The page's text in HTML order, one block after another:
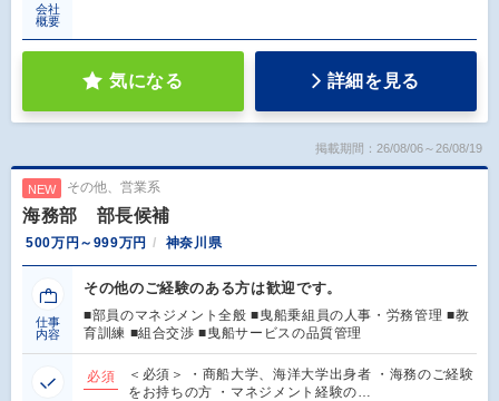
会社
概要
気になる 詳細を見る
掲載期間：26/08/06～26/08/19
NEW その他、営業系
海務部 部長候補
500万円～999万円 神奈川県
仕事
内容
その他のご経験のある方は歓迎です。
■部員のマネジメント全般 ■曳船乗組員の人事・労務管理 ■教
育訓練 ■組合交渉 ■曳船サービスの品質管理
必須
＜必須＞ ・商船大学、海洋大学出身者 ・海務のご経験
をお持ちの方 ・マネジメント経験の…